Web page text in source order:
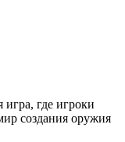
где игроки
создания оружия